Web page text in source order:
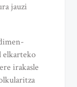
jauzi
elkarteko
irakasle